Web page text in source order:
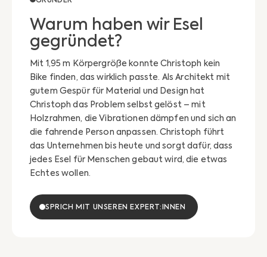
Warum haben wir Esel
gegründet?
Mit 1,95 m Körpergröße konnte Christoph kein
Bike finden, das wirklich passte. Als Architekt mit
gutem Gespür für Material und Design hat
Christoph das Problem selbst gelöst – mit
Holzrahmen, die Vibrationen dämpfen und sich an
die fahrende Person anpassen. Christoph führt
das Unternehmen bis heute und sorgt dafür, dass
jedes Esel für Menschen gebaut wird, die etwas
Echtes wollen.
SPRICH MIT UNSEREN EXPERT:INNEN